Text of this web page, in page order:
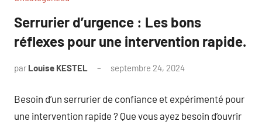
Serrurier d’urgence : Les bons
réflexes pour une intervention rapide.
par Louise KESTEL septembre 24, 2024
Besoin d’un serrurier de confiance et expérimenté pour
une intervention rapide ? Que vous ayez besoin d’ouvrir